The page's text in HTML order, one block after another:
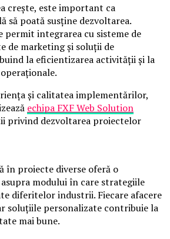
crește, este important ca
să poată susține dezvoltarea.
permit integrarea cu sisteme de
de marketing și soluții de
la eficientizarea activității și la
și calitatea implementărilor,
echipa FXF Web Solution
privind dezvoltarea proiectelor
în proiecte diverse oferă o
modului în care strategiile
diferitelor industrii. Fiecare afacere
soluțiile personalizate contribuie la
mai bune.